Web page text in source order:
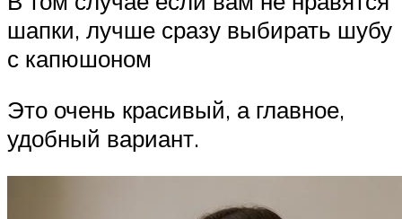
шапки, лучше сразу выбирать шубу
с капюшоном
Это очень красивый, а главное,
удобный вариант.